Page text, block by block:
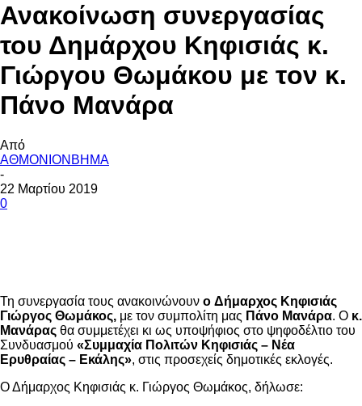
Ανακοίνωση συνεργασίας
του Δημάρχου Κηφισιάς κ.
Γιώργου Θωμάκου με τoν κ.
Πάνο Μανάρα
Από
ΑΘΜΟΝΙΟΝΒΗΜΑ
-
22 Μαρτίου 2019
0
Τη συνεργασία τους ανακοινώνουν ο Δήμαρχος Κηφισιάς
Γιώργος Θωμάκος, με τον συμπολίτη μας Πάνο Μανάρα. Ο κ.
Μανάρας θα συμμετέχει κι ως υποψήφιος στο ψηφοδέλτιο του
Συνδυασμού «Συμμαχία Πολιτών Κηφισιάς – Νέα
Ερυθραίας – Εκάλης», στις προσεχείς δημοτικές εκλογές.
Ο Δήμαρχος Κηφισιάς κ. Γιώργος Θωμάκος, δήλωσε: